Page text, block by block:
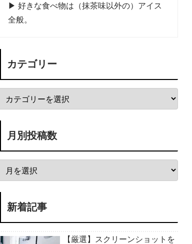
▶ 好きな食べ物は（抹茶味以外の）アイス
全般。
カテゴリー
月別投稿数
新着記事
【厳選】スクリーンショットを